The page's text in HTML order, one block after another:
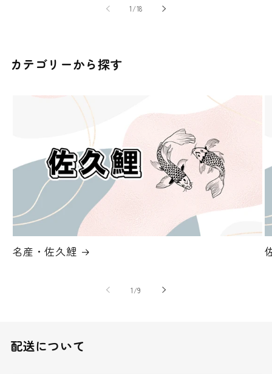
1/の
18
カテゴリーから探す
名産・佐久鯉
1/の
9
配送について